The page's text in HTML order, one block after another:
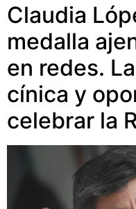
Claudia
medalla
en redes.
cínica y
celebrar la